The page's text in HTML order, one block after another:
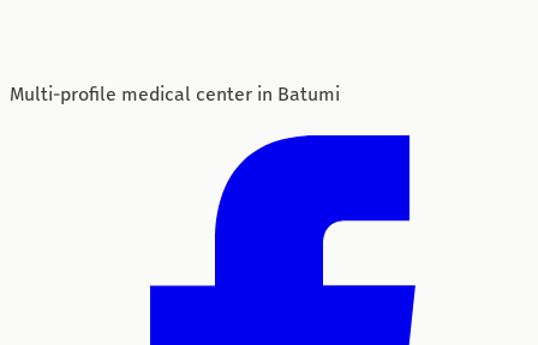
Multi-profile medical center in Batumi